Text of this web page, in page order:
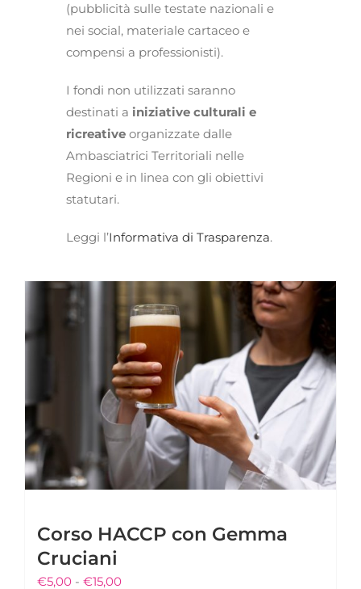
(pubblicità sulle testate nazionali e
nei social, materiale cartaceo e
compensi a professionisti).
I fondi non utilizzati saranno
destinati a iniziative culturali e
ricreativeorganizzate dalle
Ambasciatrici Territoriali nelle
Regioni e in linea con gli obiettivi
statutari.
Leggi l’Informativa di Trasparenza.
Corso HACCP con Gemma
Cruciani
€5,00 - €15,00Fascia